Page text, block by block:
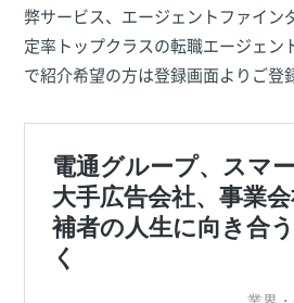
弊サービス、エージェントファイン
定率トップクラスの転職エージェン
で紹介希望の方は登録画面よりご登